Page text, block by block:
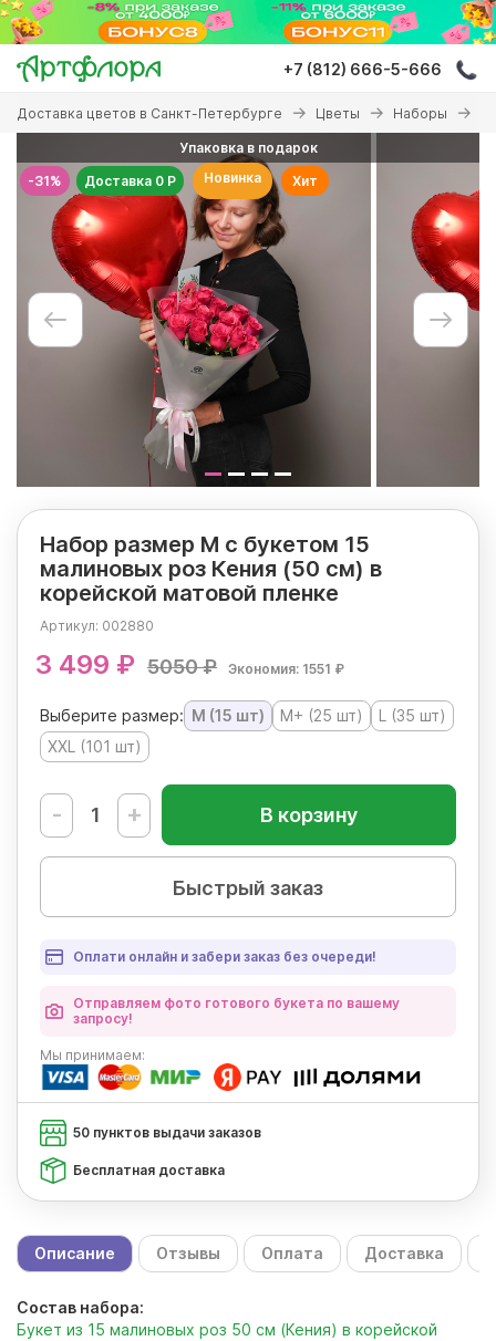
Перейти
основному
содержанию
+7 (812) 666-5-666
Вы
здесь
Доставка цветов в Санкт-Петербурге Цветы Наборы
-31%
Упаковка в подарок
Доставка 0 Р
Новинка Хит
Набор размер M с букетом 15
малиновых роз Кения (50 см) в
корейской матовой пленке
Артикул: 002880
3 499 ₽ 5050 ₽ Экономия: 1551 ₽
Выберите размер: M (15 шт) M+ (25 шт)
L (35 шт)
XXL (101 шт)
- + В корзину
Быстрый заказ
Оплати онлайн и забери заказ без очереди!
Отправляем фото готового букета по вашему
запросу!
Мы принимаем:
50 пунктов выдачи заказов
Бесплатная доставка
Описание Отзывы Оплата Доставка
Состав набора:
Букет из 15 малиновых роз 50 см (Кения) в корейской